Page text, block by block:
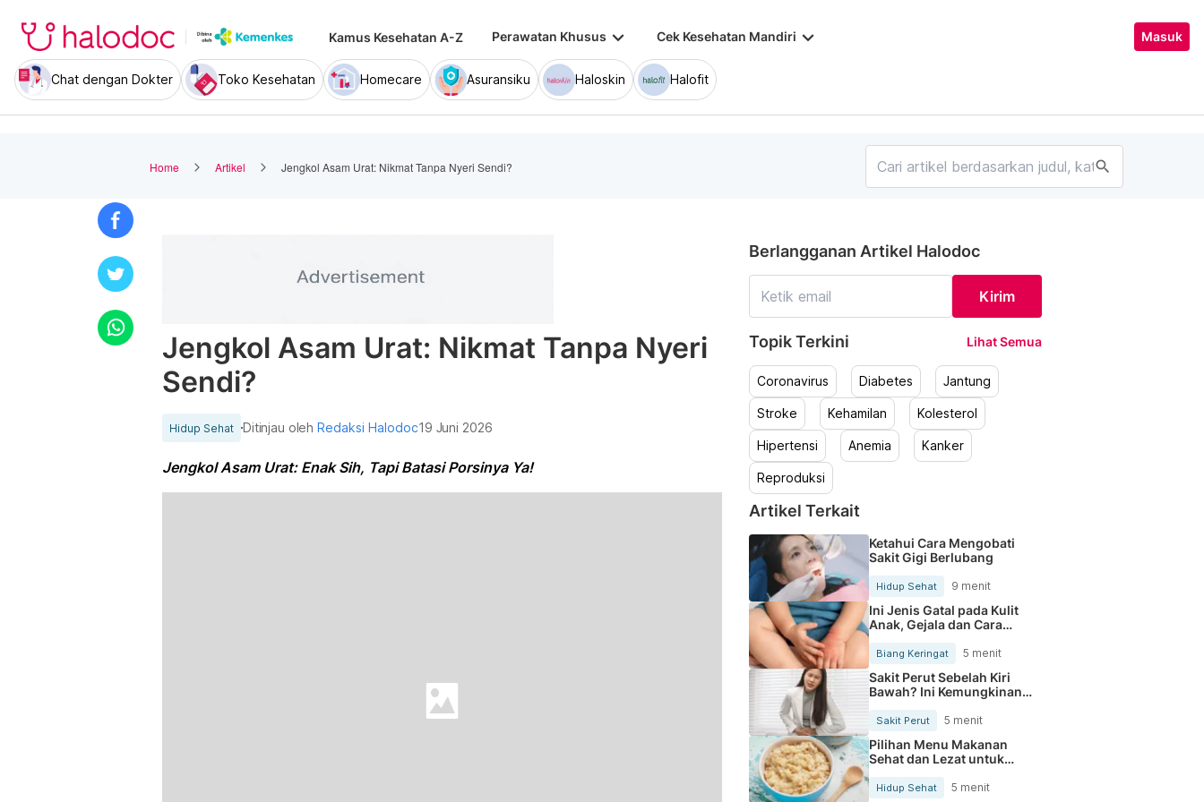
Kamus Kesehatan A-Z Perawatan Khusus keyboard_arrow_down Cek Kesehatan Mandiri keyboard_arrow_down Masuk
Chat dengan Dokter Toko Kesehatan Homecare Asuransiku Haloskin Halofit
Home Artikel Jengkol Asam Urat: Nikmat Tanpa Nyeri Sendi? search
Jengkol Asam Urat: Nikmat Tanpa Nyeri
Sendi?
Hidup Sehat Ditinjau olehRedaksi Halodoc19 Juni 2026
Jengkol Asam Urat: Enak Sih, Tapi Batasi Porsinya Ya!
Berlangganan Artikel Halodoc
Kirim
Topik Terkini Lihat Semua
Coronavirus Diabetes Jantung
Stroke Kehamilan Kolesterol
Hipertensi Anemia Kanker
Reproduksi
Artikel Terkait
Ketahui Cara Mengobati
Sakit Gigi Berlubang
Hidup Sehat 9 menit
Ini Jenis Gatal pada Kulit
Anak, Gejala dan Cara
Mengobatinya
Biang Keringat 5 menit
Sakit Perut Sebelah Kiri
Bawah? Ini Kemungkinan
Sakit Perut 5 menit
Pilihan Menu Makanan
Sehat dan Lezat untuk
Mengurangi Kolesterol
Hidup Sehat 5 menit